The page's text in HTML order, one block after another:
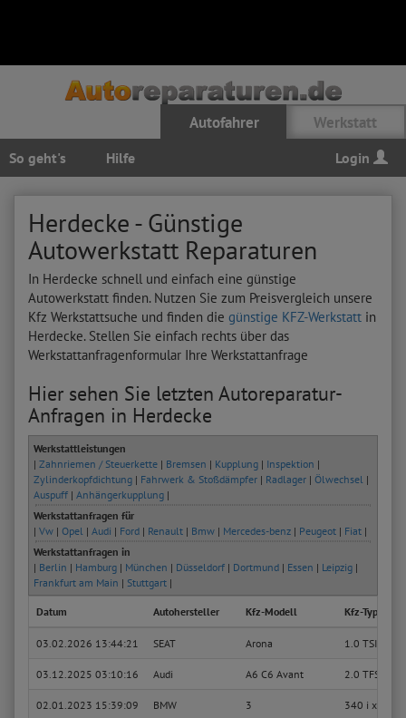
Autofahrer Werkstatt
So geht's Hilfe Login
Herdecke - Günstige
Autowerkstatt Reparaturen
In Herdecke schnell und einfach eine günstige
Autowerkstatt finden. Nutzen Sie zum Preisvergleich unsere
Kfz Werkstattsuche und finden die günstige KFZ-Werkstatt in
Herdecke. Stellen Sie einfach rechts über das
Werkstattanfragenformular Ihre Werkstattanfrage
Hier sehen Sie letzten Autoreparatur-
Anfragen in Herdecke
Werkstattleistungen
| Zahnriemen / Steuerkette | Bremsen | Kupplung | Inspektion |
Zylinderkopfdichtung | Fahrwerk & Stoßdämpfer | Radlager | Ölwechsel |
Auspuff | Anhängerkupplung |
Werkstattanfragen für
| Vw | Opel | Audi | Ford | Renault | Bmw | Mercedes-benz | Peugeot | Fiat |
Werkstattanfragen in
| Berlin | Hamburg | München | Düsseldorf | Dortmund | Essen | Leipzig |
Frankfurt am Main | Stuttgart |
Datum Autohersteller Kfz-Modell Kfz-Typ
03.02.2026 13:44:21 SEAT Arona 1.0 TSI
03.12.2025 03:10:16 Audi A6 C6 Avant 2.0 TFSI
02.01.2023 15:39:09 BMW 3 340 i xDrive